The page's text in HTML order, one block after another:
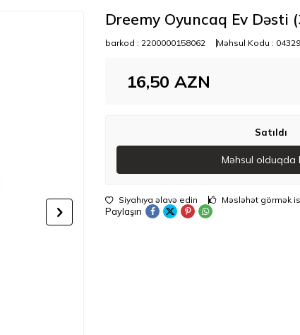
Dreemy Oyuncaq Ev Dəsti
barkod : 2200000158062 Məhsul Kodu :
16,50 AZN
Satıldı
Məhsul olduqda
Siyahıya əlavə edin Məsləhət görmək
Paylaşın